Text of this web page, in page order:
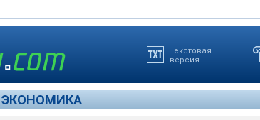
Текстовая
версия
ЭКОНОМИКА